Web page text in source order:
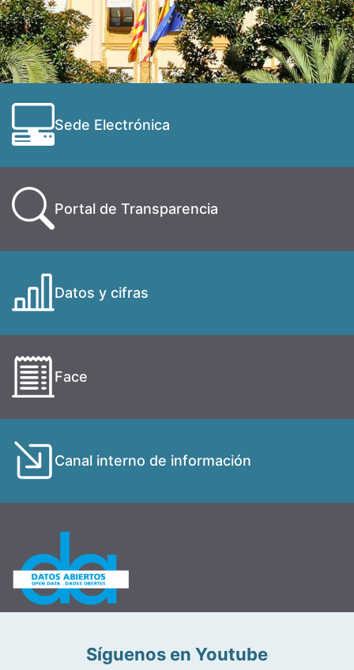
Sede Electrónica
Portal de Transparencia
Datos y cifras
Face
Canal interno de información
Síguenos en Youtube